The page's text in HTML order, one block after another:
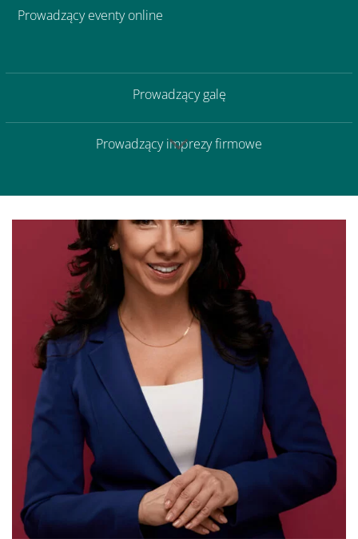
Prowadzący eventy online
Prowadzący galę
Prowadzący imprezy firmowe